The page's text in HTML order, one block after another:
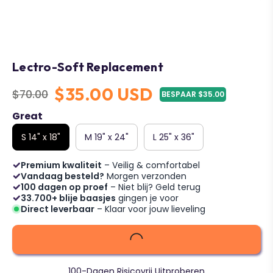
Lectro-Soft Replacement
Regular
price
$70.00 $35.00 USD BESPAAR $35.00
Great
S 14" x 18" M 19" x 24" L 25" x 36"
Premium kwaliteit – Veilig & comfortabel
Vandaag besteld? Morgen verzonden
100 dagen op proef – Niet blij? Geld terug
33.700+ blije baasjes gingen je voor
Direct leverbaar – Klaar voor jouw lieveling